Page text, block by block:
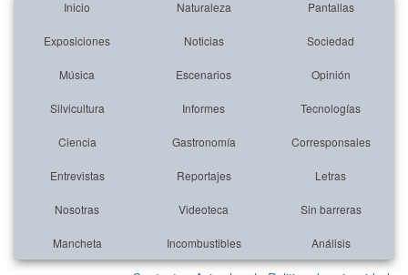
Inicio Naturaleza Pantallas
Exposiciones Noticias Sociedad
Música Escenarios Opinión
Silvicultura Informes Tecnologías
Ciencia Gastronomía Corresponsales
Entrevistas Reportajes Letras
Nosotras Videoteca Sin barreras
Mancheta Incombustibles Análisis